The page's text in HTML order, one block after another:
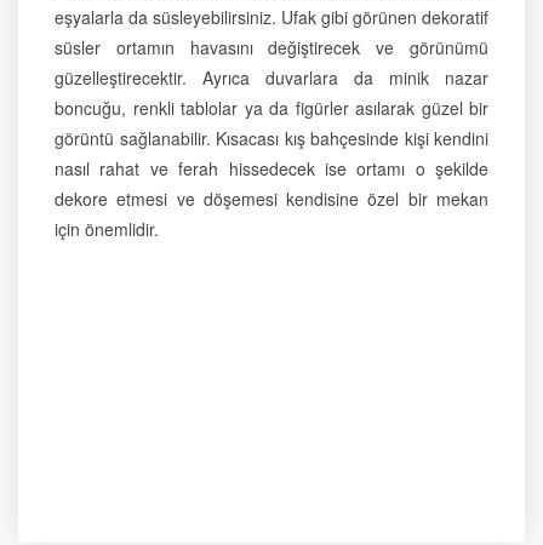
eşyalarla da süsleyebilirsiniz. Ufak gibi görünen dekoratif
süsler ortamın havasını değiştirecek ve görünümü
güzelleştirecektir. Ayrıca duvarlara da minik nazar
boncuğu, renkli tablolar ya da figürler asılarak güzel bir
görüntü sağlanabilir. Kısacası kış bahçesinde kişi kendini
nasıl rahat ve ferah hissedecek ise ortamı o şekilde
dekore etmesi ve döşemesi kendisine özel bir mekan
için önemlidir.